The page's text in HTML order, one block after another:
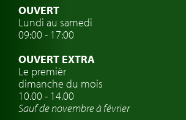
Assurance voiture de collection
Clubs de voitures classiques
Atelier de voitures anciennes
Montres de marque de voiture
OUVERT
Lundi au samedi
09:00 - 17:00
OUVERT EXTRA
Le premièr
dimanche du mois
10.00 - 14.00
Sauf de novembre à février